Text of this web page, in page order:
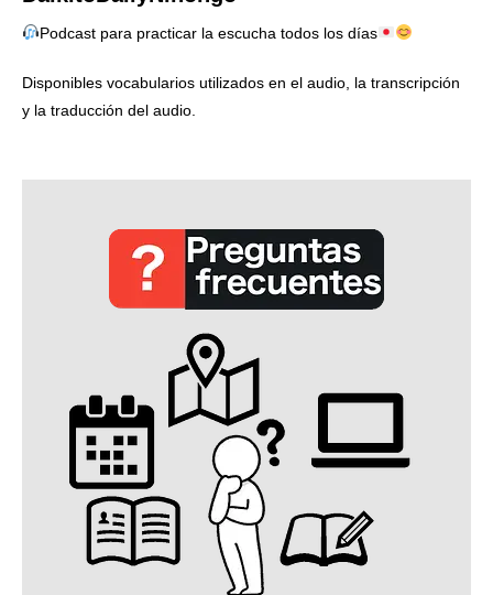
Podcast para practicar la escucha todos los días
Disponibles vocabularios utilizados en el audio, la transcripción
y la traducción del audio.